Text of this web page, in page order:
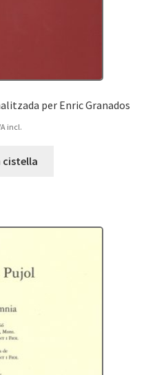
per Enric Granados
incl.
cistella